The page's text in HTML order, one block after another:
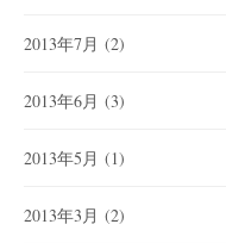
2013年7月 (2)
2013年6月 (3)
2013年5月 (1)
2013年3月 (2)